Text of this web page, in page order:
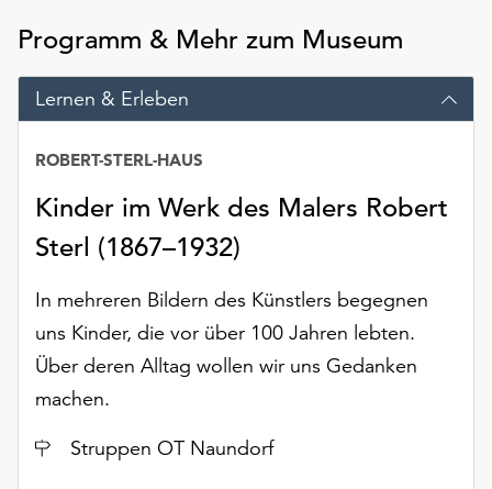
Sie
verwendeten
Cookies
erreichen
die
Einstellungen
über
die
Schaltfläche
„Auswählen“.
Informationen
Sie
Programm & Mehr zum Museum
Lernen & Erleben
Kinder im Werk des Malers Robert
Sterl (1867–1932)
ROBERT-STERL-HAUS
In mehreren Bildern des Künstlers begegnen
uns Kinder, die vor über 100 Jahren lebten.
Über deren Alltag wollen wir uns Gedanken
machen.
Ort
Struppen OT Naundorf